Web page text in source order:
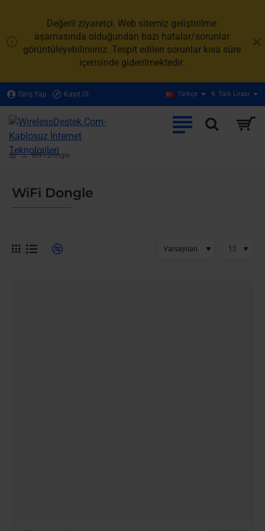
Değerli ziyaretçi. Web sitemiz geliştirilme
aşamasında olduğundan bazı hatalar/sorunlar
görüntüleyebilirsiniz. Tespit edilen sorunlar kısa süre
içerisinde giderilmektedir.
Giriş Yap Kayıt Ol Türkçe ₺ Türk Lirası
WiFi Dongle
WiFi Dongle